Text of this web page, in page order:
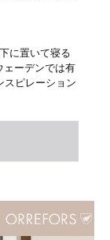
に置いて寝る
ェーデンでは有
スピレーション